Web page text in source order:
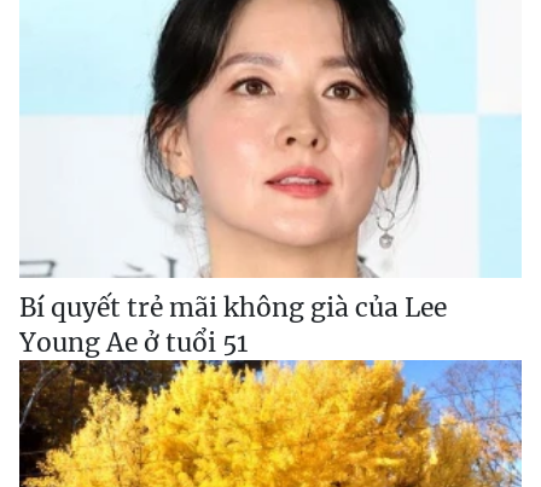
Bí quyết trẻ mãi không già của Lee
Young Ae ở tuổi 51